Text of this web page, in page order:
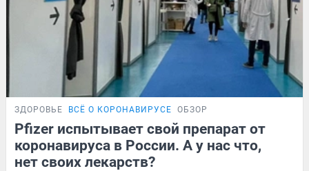
ЗДОРОВЬЕ ВСЁ О КОРОНАВИРУСЕ ОБЗОР
Pfizer испытывает свой препарат от
коронавируса в России. А у нас что,
нет своих лекарств?